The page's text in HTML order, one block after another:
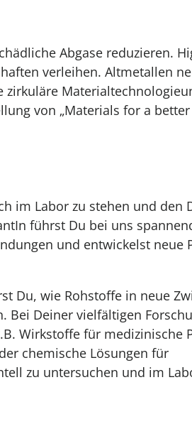
Abgase reduzieren.
verleihen. Altmetallen
zirkuläre
von „Materials for a better
im Labor zu stehen und den
führst Du bei uns
und entwickelst neue
Du, wie Rohstoffe in neue
Bei Deiner vielfältigen
Wirkstoffe für medizinische
chemische Lösungen für
zu untersuchen und im